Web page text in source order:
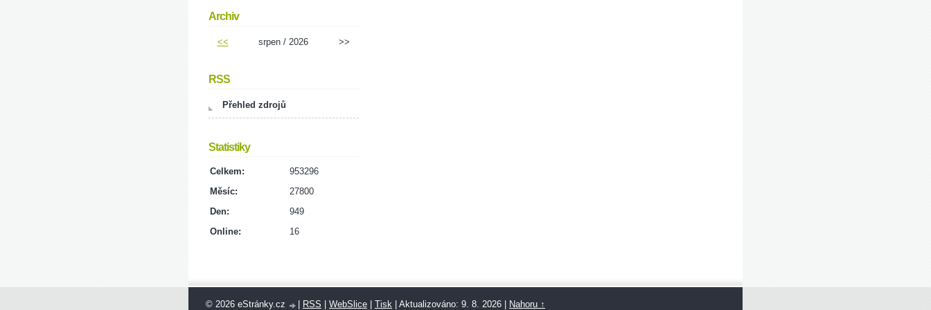
Archiv
<< srpen / 2026 >>
RSS
Přehled zdrojů
Statistiky
Online: 16
Celkem:
953296
Měsíc:
27800
Den:
949
© 2026 eStránky.cz RSS WebSlice Tisk Aktualizováno: 9. 8. 2026 Nahoru ↑